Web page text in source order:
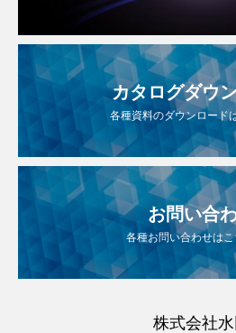
カタログダウ
各種資料のダウンロード
お問い合
各種お問い合わせは
株式会社水